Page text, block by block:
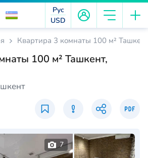
Рус
USD
Квартира 3 комнаты 100 м²
100 м² Ташкент,
7